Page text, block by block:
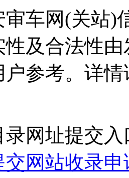
审车网(关站)
及合法性
户参考。详
录网址提交入
网站收录申